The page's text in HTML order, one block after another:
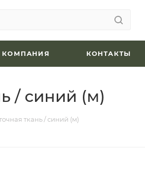
КОМПАНИЯ КОНТАКТЫ
/ синий (м)
ткань / синий (м)